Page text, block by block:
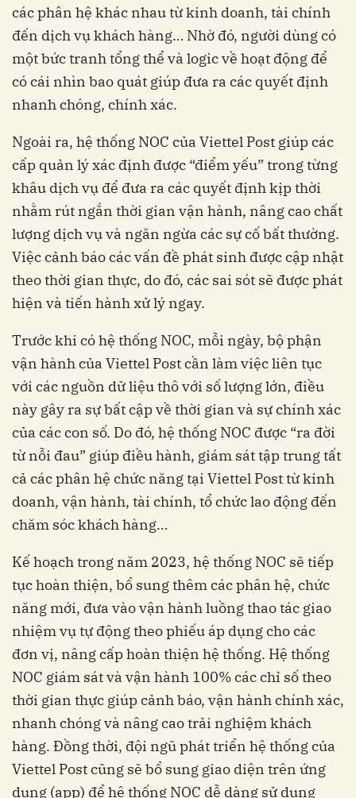
các phân hệ khác nhau từ kinh doanh, tài chính
đến dịch vụ khách hàng… Nhờ đó, người dùng có
một bức tranh tổng thể và logic về hoạt động để
có cái nhìn bao quát giúp đưa ra các quyết định
nhanh chóng, chính xác.
Ngoài ra, hệ thống NOC của Viettel Post giúp các
cấp quản lý xác định được “điểm yếu” trong từng
khâu dịch vụ để đưa ra các quyết định kịp thời
nhằm rút ngắn thời gian vận hành, nâng cao chất
lượng dịch vụ và ngăn ngừa các sự cố bất thường.
Việc cảnh báo các vấn đề phát sinh được cập nhật
theo thời gian thực, do đó, các sai sót sẽ được phát
hiện và tiến hành xử lý ngay.
Trước khi có hệ thống NOC, mỗi ngày, bộ phận
vận hành của Viettel Post cần làm việc liên tục
với các nguồn dữ liệu thô với số lượng lớn, điều
này gây ra sự bất cập về thời gian và sự chính xác
của các con số. Do đó, hệ thống NOC được “ra đời
từ nỗi đau” giúp điều hành, giám sát tập trung tất
cả các phân hệ chức năng tại Viettel Post từ kinh
doanh, vận hành, tài chính, tổ chức lao động đến
chăm sóc khách hàng…
Kế hoạch trong năm 2023, hệ thống NOC sẽ tiếp
tục hoàn thiện, bổ sung thêm các phân hệ, chức
năng mới, đưa vào vận hành luồng thao tác giao
nhiệm vụ tự động theo phiếu áp dụng cho các
đơn vị, nâng cấp hoàn thiện hệ thống. Hệ thống
NOC giám sát và vận hành 100% các chỉ số theo
thời gian thực giúp cảnh báo, vận hành chính xác,
nhanh chóng và nâng cao trải nghiệm khách
hàng. Đồng thời, đội ngũ phát triển hệ thống của
Viettel Post cũng sẽ bổ sung giao diện trên ứng
dụng (app) để hệ thống NOC dễ dàng sử dụng